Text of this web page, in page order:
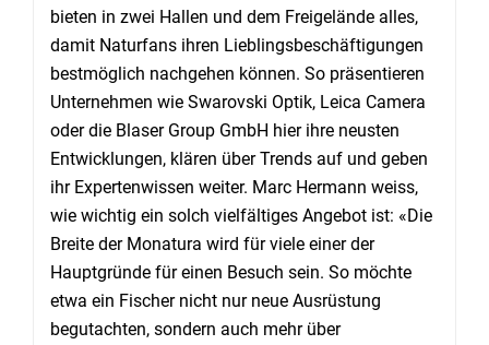
bieten in zwei Hallen und dem Freigelände alles,
damit Naturfans ihren Lieblingsbeschäftigungen
bestmöglich nachgehen können. So präsentieren
Unternehmen wie Swarovski Optik, Leica Camera
oder die Blaser Group GmbH hier ihre neusten
Entwicklungen, klären über Trends auf und geben
ihr Expertenwissen weiter. Marc Hermann weiss,
wie wichtig ein solch vielfältiges Angebot ist: «Die
Breite der Monatura wird für viele einer der
Hauptgründe für einen Besuch sein. So möchte
etwa ein Fischer nicht nur neue Ausrüstung
begutachten, sondern auch mehr über